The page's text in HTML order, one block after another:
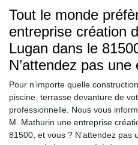
Tout le monde
entreprise création
Lugan dans le
N’attendez pas une
Pour n’importe quelle
piscine, terrasse devanture de
professionnelle. Nous vous
M. Mathurin une entreprise
81500, et vous ? N’attendez pas